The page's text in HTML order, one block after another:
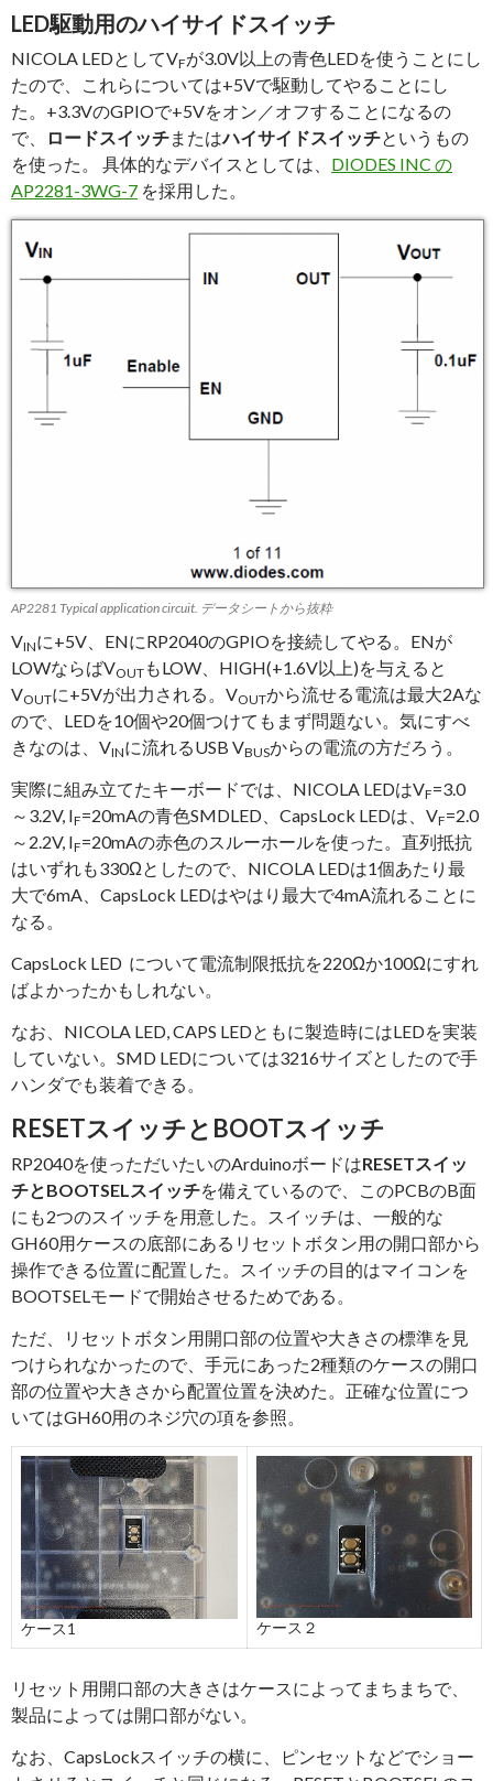
LED駆動用のハイサイドスイッチ
NICOLA LEDとしてVFが3.0V以上の青色LEDを使うことにし
たので、これらについては+5Vで駆動してやることにし
た。+3.3VのGPIOで+5Vをオン／オフすることになるの
で、
ロードスイッチまたはハイサイドスイッチというもの
を使った。 具体的なデバイスとしては、 DIODES INC の
AP2281-3WG-7 を採用した。
AP2281 Typical application circuit. データシートから抜粋
VINに+5V、ENにRP2040のGPIOを接続してやる。ENが
LOWならばVOUT もLOW、HIGH(+1.6V以上)を与えると
VOUTに+5Vが出力される。VOUTから流せる電流は最大2Aな
ので、LEDを10個や20個つけてもまず問題ない。気にすべ
きなのは、VINに流れるUSB VBUSからの電流の方だろう。
実際に組み立てたキーボードでは、NICOLA LEDはVF=3.0
～3.2V, IF=20mAの青色SMDLED、CapsLock LEDは、VF=2.0
～2.2V, IF=20mAの赤色のスルーホールを使った。直列抵抗
はいずれも330Ωとしたので、NICOLA LEDは1個あたり最
大で6mA、CapsLock LEDはやはり最大で4mA流れることに
なる。
CapsLock LED について電流制限抵抗を220Ωか100Ωにすれ
ばよかったかもしれない。
なお、NICOLA LED, CAPS LEDともに製造時にはLEDを実装
していない。SMD LEDについては3216サイズとしたので手
ハンダでも装着できる。
RESETスイッチとBOOTスイッチ
RP2040を使っただいたいのArduinoボードはRESETスイッ
チとBOOTSELスイッチを備えているので、このPCBのB面
にも2つのスイッチを用意した。スイッチは、一般的な
GH60用ケースの底部にあるリセットボタン用の開口部から
操作できる位置に配置した。スイッチの目的はマイコンを
BOOTSELモードで開始させるためである。
ただ、リセットボタン用開口部の位置や大きさの標準を見
つけられなかったので、手元にあった2種類のケースの開口
部の位置や大きさから配置位置を決めた。正確な位置につ
いてはGH60用のネジ穴の項を参照。
ケース1 ケース２
リセット用開口部の大きさはケースによってまちまちで、
製品によっては開口部がない。
なお、CapsLockスイッチの横に、ピンセットなどでショー